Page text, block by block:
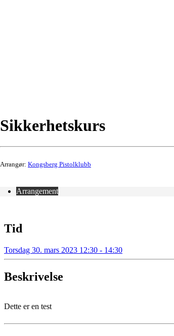
Sikkerhetskurs
Arrangør: Kongsberg Pistolklubb
Arrangement
Tid
Torsdag 30. mars 2023 12:30 - 14:30
Beskrivelse
Dette er en test